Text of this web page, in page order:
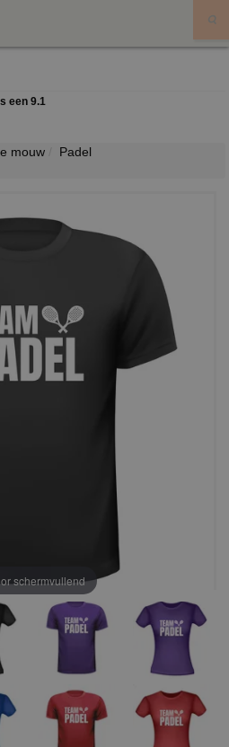
een 9.1
mouw Padel
schermvullend